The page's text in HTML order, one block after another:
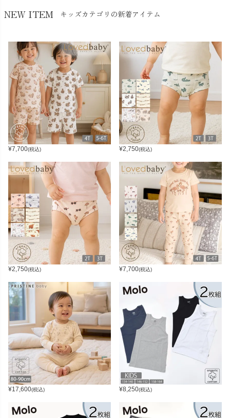
NEW ITEM キッズカテゴリの新着アイテム
¥7,700(税込) ¥2,750(税込)
¥2,750(税込) ¥7,700(税込)
¥17,600(税込) ¥8,250(税込)